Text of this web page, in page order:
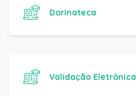
Dorinateca
Validação Eletrônica